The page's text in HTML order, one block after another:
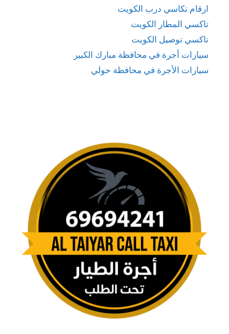
ارقام تكاسي درب الكويت
تاكسي المطار الكويت
تاكسي توصيل الكويت
سيارات أجرة في محافظة مبارك الكبير
سيارات الأجرة في محافظة حولي